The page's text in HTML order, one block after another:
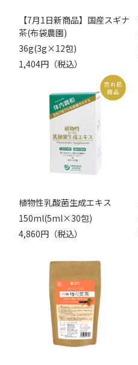
【7月1日新商品】国産スギナ
茶(布袋農園)
36g(3g×12包)
1,404円（税込）
植物性乳酸菌生成エキス
150ml(5ml×30包)
4,860円（税込）